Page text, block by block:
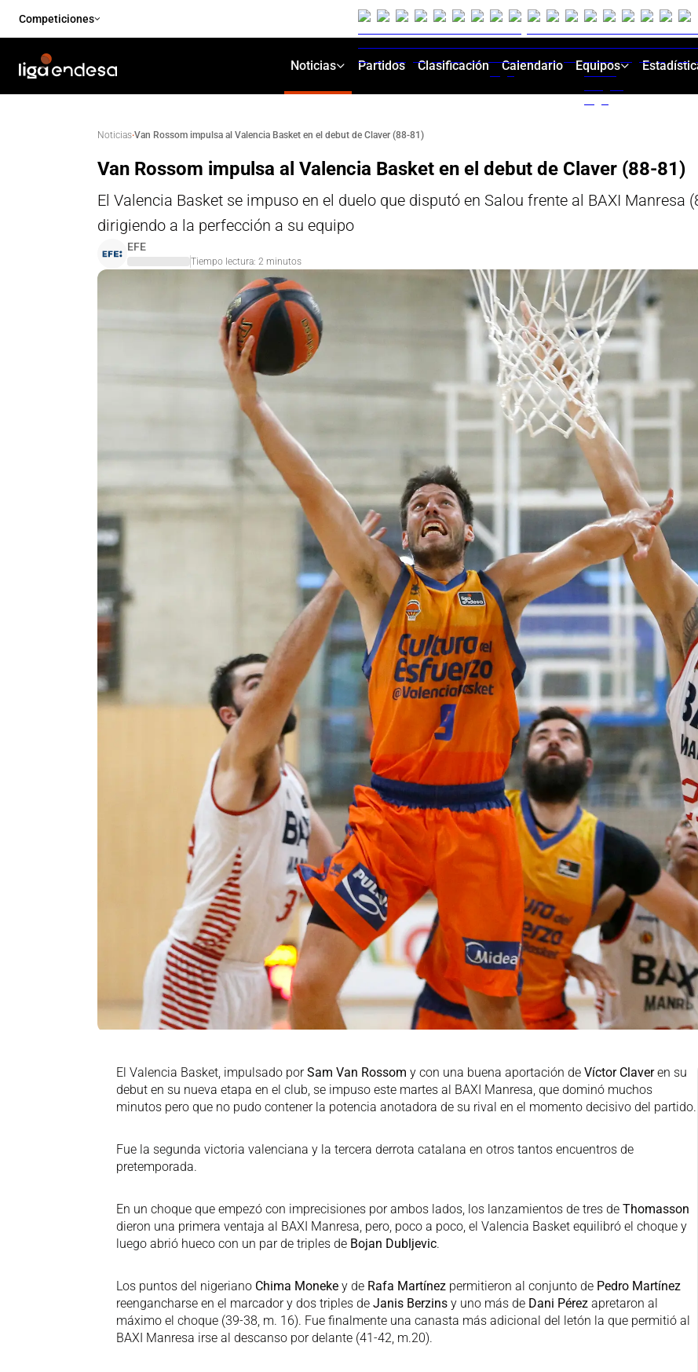
Competiciones
Noticias Partidos Clasificación Calendario Equipos
Noticias·Van Rossom impulsa al Valencia Basket en el debut de Claver (88-81)
Van Rossom impulsa al Valencia Basket en el debut de Claver (88-81)
El Valencia Basket se impuso en el duelo que disputó en Salou frente al BAXI Manresa
dirigiendo a la perfección a su equipo
EFE
Tiempo lectura: 2 minutos
El Valencia Basket, impulsado porSam Van Rossom y con una buena aportación de Víctor Claveren su
debut en su nueva etapa en el club, se impuso este martes al BAXI Manresa, que dominó muchos
minutos pero que no pudo contener la potencia anotadora de su rival en el momento decisivo del partido.
Fue la segunda victoria valenciana y la tercera derrota catalana en otros tantos encuentros de
pretemporada.
En un choque que empezó con imprecisiones por ambos lados, los lanzamientos de tres de Thomasson
dieron una primera ventaja al BAXI Manresa, pero, poco a poco, el Valencia Basket equilibró el choque y
luego abrió hueco con un par de triples de Bojan Dubljevic.
Los puntos del nigeriano Chima Moneke y de Rafa Martínez permitieron al conjunto de Pedro Martínez
reengancharse en el marcador y dos triples de Janis Berzins y uno más de Dani Pérez apretaron al
máximo el choque (39-38, m. 16). Fue finalmente una canasta más adicional del letón la que permitió al
BAXI Manresa irse al descanso por delante (41-42, m.20).